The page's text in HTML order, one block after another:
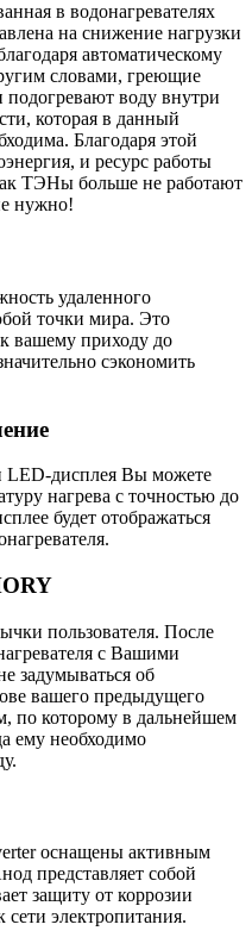
в водонагревателях
на снижение нагрузки
автоматическому
словами, греющие
воду внутри
которая в данный
Благодаря этой
и ресурс работы
ТЭНы больше не работают
нужно!
удаленного
точки мира. Это
к вашему приходу до
сэкономить
дисплея Вы можете
нагрева с точностью до
будет отображаться
пользователя. После
с Вашими
задумываться об
вашего предыдущего
по которому в дальнейшем
ему необходимо
оснащены активным
представляет собой
защиту от коррозии
сети электропитания.